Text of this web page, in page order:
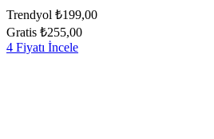
Trendyol ₺199,00
Gratis ₺255,00
4 Fiyatı İncele